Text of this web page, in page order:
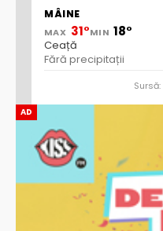
AD
MÂINE
MAX 31°MIN 18°
Ceață
Fără precipitații
Sursă: